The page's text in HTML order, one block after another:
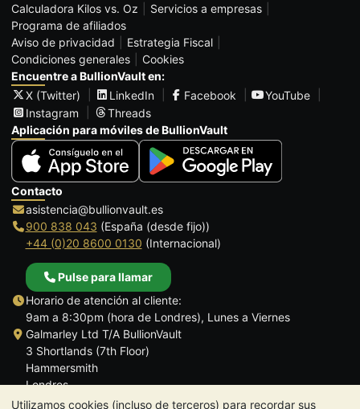
Utilizamos cookies (incluso de terceros) para recordar sus
Calculadora Kilos vs. Oz
Servicios a empresas
Programa de afiliados
Aviso de privacidad
Estrategia Fiscal
Condiciones generales
Cookies
Encuentre a BullionVault en:
X (Twitter)
LinkedIn Facebook
YouTube
Instagram
Threads
Aplicación para móviles de BullionVault
Contacto
asistencia@bullionvault.es
900 838 043 (España (desde fijo))
+44 (0)20 8600 0130 (Internacional)
Pulse para llamar
Horario de atención al cliente:
9am a 8:30pm (hora de Londres), Lunes a Viernes
Galmarley Ltd T/A BullionVault
3 Shortlands (7th Floor)
Hammersmith
Londres
W6 8DA